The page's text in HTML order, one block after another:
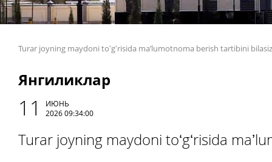
Turar joyning maydoni toʻgʻrisida maʼlumotnoma berish tartibini
Янгиликлар
11
ИЮНЬ
2026 09:34:00
Turar joyning maydoni toʻgʻrisida